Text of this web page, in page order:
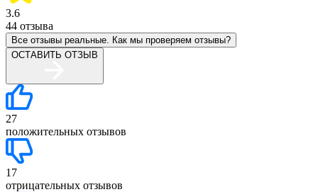
3.6
44 отзыва
Все отзывы реальные. Как мы проверяем отзывы?
ОСТАВИТЬ ОТЗЫВ
27
положительных отзывов
17
отрицательных отзывов